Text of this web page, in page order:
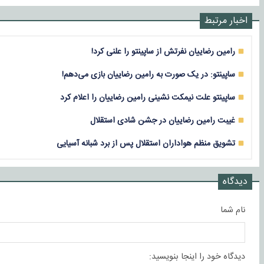
اخبار مرتبط
رامین رضاییان نفرتش از ساپینتو را علنی کرد!
ساپینتو: در یک صورت به رامین رضاییان بازی می‌دهم!
ساپینتو علت نیمکت نشینی رامین رضاییان را اعلام کرد
غیبت رامین رضاییان در جشن شادی استقلال
تشویق منظم هواداران استقلال پس از برد شبانه آسیایی
دیدگاه
نام شما
دیدگاه خود را اینجا بنویسید: